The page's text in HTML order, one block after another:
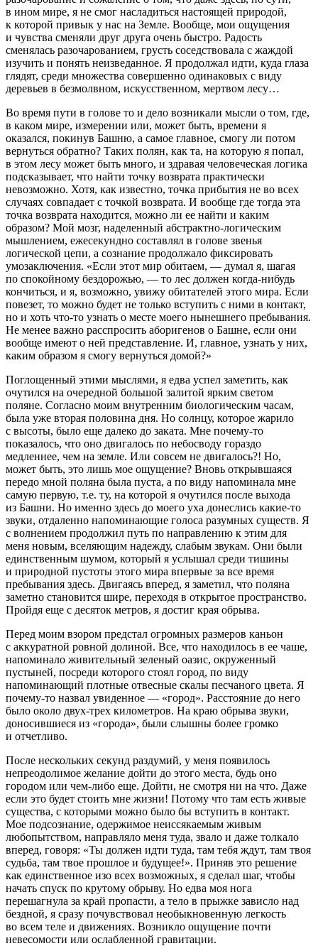
в ином мире, я не смог насладиться настоящей природой,
к которой привык у нас на Земле. Вообще, мои ощущения
и чувства сменяли друг друга очень быстро. Радость
сменялась разочарованием, грусть соседствовала с жаждой
изучить и понять неизведанное. Я продолжал идти, куда глаза
глядят, среди множества совершенно одинаковых с виду
деревьев в безмолвном, искусственном, мертвом лесу…
Во время пути в голове то и дело возникали мысли о том, где,
в каком мире, измерении или, может быть, времени я
оказался, покинув Башню, а самое главное, смогу ли потом
вернуться обратно? Таких полян, как та, на которую я попал,
в этом лесу может быть много, и здравая человеческая логика
подсказывает, что найти точку возврата практически
невозможно. Хотя, как известно, точка прибытия не во всех
случаях совпадает с точкой возврата. И вообще где тогда эта
точка возврата находится, можно ли ее найти и каким
образом? Мой мозг, наделенный абстрактно-логическим
мышлением, ежесекундно составлял в голове звенья
логической цепи, а сознание продолжало фиксировать
умозаключения. «Если этот мир обитаем, — думал я, шагая
по спокойному бездорожью, — то лес должен когда-нибудь
кончиться, и я, возможно, увижу обитателей этого мира. Если
повезет, то можно будет не только вступить с ними в контакт,
но и хоть что-то узнать о месте моего нынешнего пребывания.
Не менее важно расспросить аборигенов о Башне, если они
вообще имеют о ней представление. И, главное, узнать у них,
каким образом я смогу вернуться домой?»
Поглощенный этими мыслями, я едва успел заметить, как
очутился на очередной большой залитой ярким светом
поляне. Согласно моим внутренним биологическим часам,
была уже вторая половина дня. Но солнцу, которое жарило
с высоты, было еще далеко до заката. Мне почему-то
показалось, что оно двигалось по небосводу гораздо
медленнее, чем на земле. Или совсем не двигалось?! Но,
может быть, это лишь мое ощущение? Вновь открывшаяся
передо мной поляна была пуста, а по виду напоминала мне
самую первую, т.е. ту, на которой я очутился после выхода
из Башни. Но именно здесь до моего уха донеслись какие-то
звуки, отдаленно напоминающие голоса разумных существ. Я
с волнением продолжил путь по направлению к этим для
меня новым, вселяющим надежду, слабым звукам. Они были
единственным шумом, который я услышал среди тишины
и природной пустоты этого мира впервые за все время
пребывания здесь. Двигаясь вперед, я заметил, что поляна
заметно становится шире, переходя в открытое пространство.
Пройдя еще с десяток метров, я достиг края обрыва.
Перед моим взором предстал огромных размеров каньон
с аккуратной ровной долиной. Все, что находилось в ее чаше,
напоминало живительный зеленый оазис, окруженный
пустыней, посреди которого стоял город, по виду
напоминающий плотные отвесные скалы песчаного цвета. Я
почему-то назвал увиденное — «город». Расстояние до него
было около двух-трех километров. На краю обрыва звуки,
доносившиеся из «города», были слышны более громко
и отчетливо.
После нескольких секунд раздумий, у меня появилось
непреодолимое желание дойти до этого места, будь оно
городом или чем-либо еще. Дойти, не смотря ни на что. Даже
если это будет стоить мне жизни! Потому что там есть живые
существа, с которыми можно было бы вступить в контакт.
Мое подсознание, одержимое неиссякаемым живым
любопытством, направляло меня туда, звало и даже толкало
вперед, говоря: «Ты должен идти туда, там тебя ждут, там твоя
судьба, там твое прошлое и будущее!». Приняв это решение
как единственное изо всех возможных, я сделал шаг, чтобы
начать спуск по крутому обрыву. Но едва моя нога
перешагнула за край пропасти, а тело в прыжке зависло над
бездной, я сразу почувствовал необыкновенную легкость
во всем теле и движениях. Возникло ощущение почти
невесомости или ослабленной гравитации.